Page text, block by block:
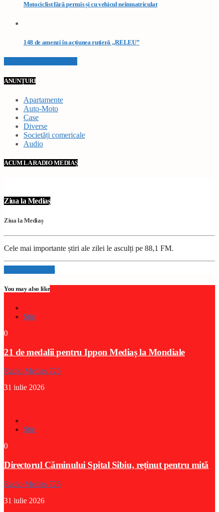
Motociclist fără permis și cu vehicul neînmatriculat
148 de amenzi în acțiunea rutieră „RELEU”
ANUNȚURI
Apartamente
Auto-Moto
Case
Diverse
Societăți comericale
Audio
ACUM LA RADIO MEDIAȘ
Ziua la Mediaș
Ziua la Mediaș
Cele mai importante știri ale zilei le asculți pe 88,1 FM.
Info and episodes
You may also like
Stiri
0
21 de medalii pentru Ippon Mediaș la Mondiale
Radio Medias 725
31 iulie 2026
Stiri
0
Directorul Căminului Spital Sibiu, reținut pentru mită
Radio Medias 725
31 iulie 2026